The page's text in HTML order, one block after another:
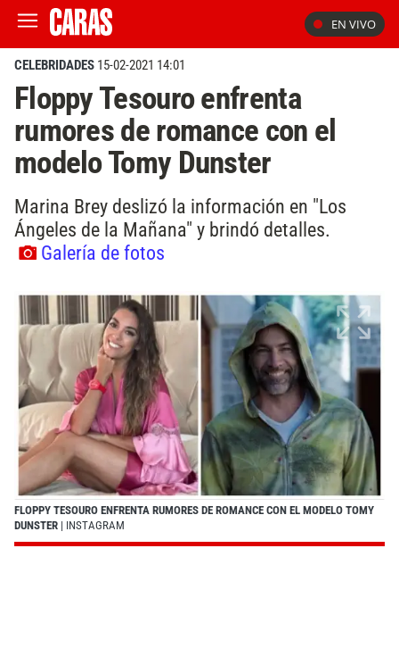
EN VIVO
CELEBRIDADES 15-02-2021 14:01
Floppy Tesouro enfrenta
rumores de romance con el
modelo Tomy Dunster
Marina Brey deslizó la información en "Los
Ángeles de la Mañana" y brindó detalles.
Galería de fotos
FLOPPY TESOURO ENFRENTA RUMORES DE ROMANCE CON EL MODELO TOMY
DUNSTER | INSTAGRAM